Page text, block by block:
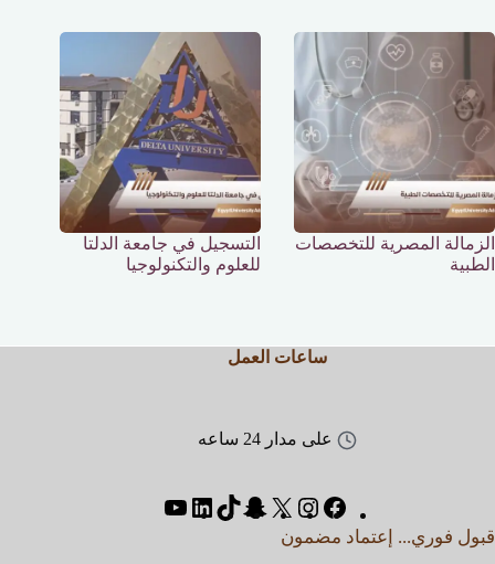
الزمالة المصرية للتخصصات
الطبية
التسجيل في جامعة الدلتا
للعلوم والتكنولوجيا
ساعات العمل
على مدار 24 ساعه
قبول فوري... إعتماد مضمون